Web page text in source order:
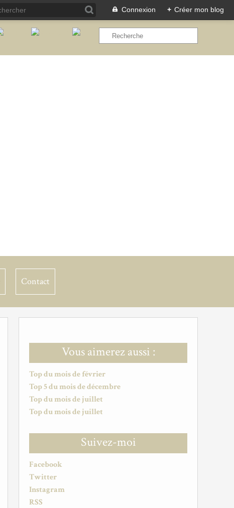
Connexion + Créer mon blog
Contact
Vous aimerez aussi :
Top du mois de février
Top 5 du mois de décembre
Top du mois de juillet
Top du mois de juillet
Suivez-moi
Facebook
Twitter
Instagram
RSS